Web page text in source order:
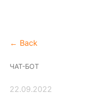
← Back
ЧАТ-БОТ
22.09.2022